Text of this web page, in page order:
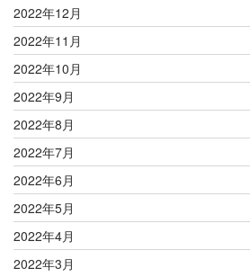
2022年12月
2022年11月
2022年10月
2022年9月
2022年8月
2022年7月
2022年6月
2022年5月
2022年4月
2022年3月